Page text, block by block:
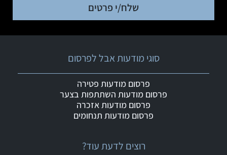
שלח/י פרטים
רוצים לדעת עוד?
סוגי מודעות אבל לפרסום
פרסום מודעות פטירה
פרסום מודעות השתתפות בצער
פרסום מודעות אזכרה
פרסום מודעות תנחומים